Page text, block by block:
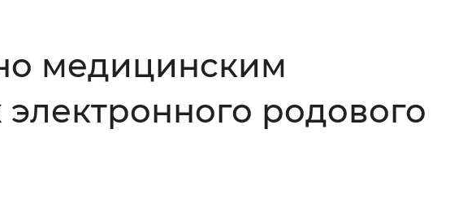
Большой
медицинским
родового